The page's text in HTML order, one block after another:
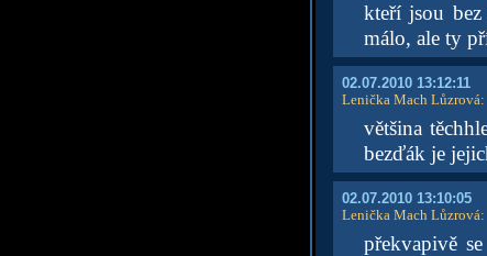
kteří jsou
málo, ale ty
02.07.2010 13:12:11
Lenička Mach Lůzrová:
většina
bezďák je
02.07.2010 13:10:05
Lenička Mach Lůzrová:
překvapivě